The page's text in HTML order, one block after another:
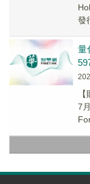
發
量
7